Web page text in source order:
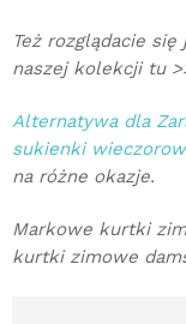
Też rozglądacie
naszej kolekcji tu
Alternatywa dla
sukienki
na różne okazje.
Markowe kurtki
kurtki zimowe